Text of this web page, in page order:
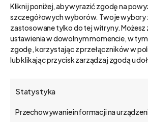
Kliknij poniżej, aby wyrazić zgodę na
szczegółowych wyborów. Twoje wybory
zastosowane tylko do tej witryny. Możesz
ustawienia w dowolnym momencie, w
zgodę, korzystając z przełączników w
lub klikając przycisk zarządzaj zgodą u
Statystyka
Przechowywanie informacji na